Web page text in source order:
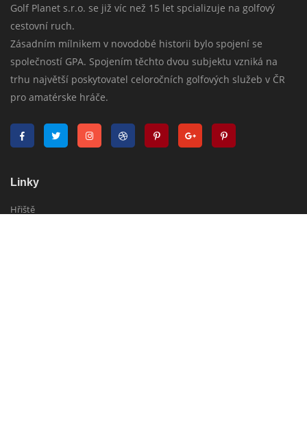
Golf Planet s.r.o. se již víc než 15 let spcializuje na golfový
cestovní ruch.
Zásadním mílnikem v novodobé historii bylo spojení se
společností GPA. Spojením těchto dvou subjektu vzniká na
trhu najvětší poskytovatel celoročních golfových služeb v ČR
pro amatérske hráče.
Linky
Hřiště